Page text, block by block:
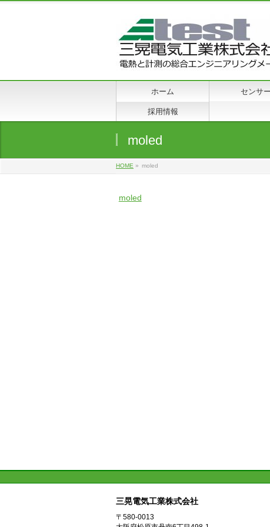
ホーム センサー
採用情報
moled
HOME » moled
moled
三晃電気工業株式会社
〒580-0013